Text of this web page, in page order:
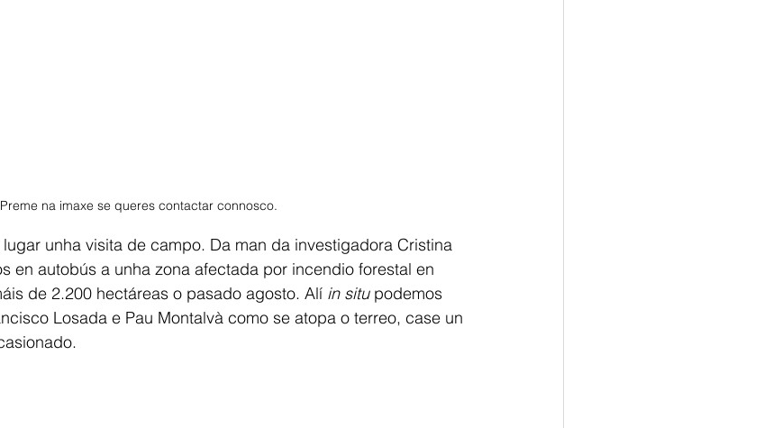
Preme na imaxe se queres contactar connosco.
unha visita de campo. Da man da investigadora Cristina
en autobús a unha zona afectada por incendio forestal en
de 2.200 hectáreas o pasado agosto. Alí in situ podemos
Losada e Pau Montalvà como se atopa o terreo, case un